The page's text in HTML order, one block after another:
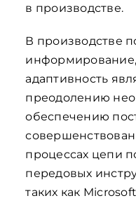
в производстве.
В производстве
информирование,
адаптивность
преодолению
обеспечению
процессах цепи
передовых
таких как